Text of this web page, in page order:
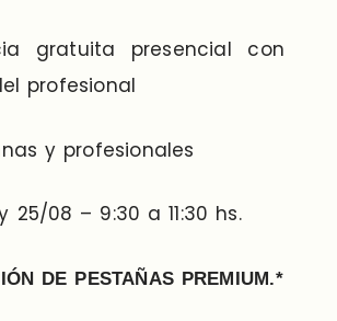
gratuita presencial con
profesional
y profesionales
25/08 – 9:30 a 11:30 hs.
DE PESTAÑAS PREMIUM.*